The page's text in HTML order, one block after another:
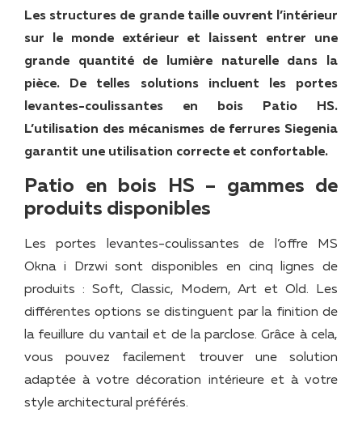
Les structures de grande taille ouvrent l’intérieur
sur le monde extérieur et laissent entrer une
grande quantité de lumière naturelle dans la
pièce. De telles solutions incluent les portes
levantes-coulissantes en bois Patio HS.
L’utilisation des mécanismes de ferrures Siegenia
garantit une utilisation correcte et confortable.
Patio en bois HS – gammes de
produits disponibles
Les portes levantes-coulissantes de l’offre MS
Okna i Drzwi sont disponibles en cinq lignes de
produits : Soft, Classic, Modern, Art et Old. Les
différentes options se distinguent par la finition de
la feuillure du vantail et de la parclose. Grâce à cela,
vous pouvez facilement trouver une solution
adaptée à votre décoration intérieure et à votre
style architectural préférés.